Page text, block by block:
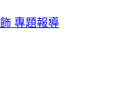
專題報導